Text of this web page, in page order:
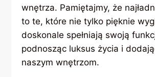
wnętrza. Pamiętajmy, że
to te, które nie tylko pięknie
doskonale spełniają swoją
podnosząc luksus życia i
naszym wnętrzom.